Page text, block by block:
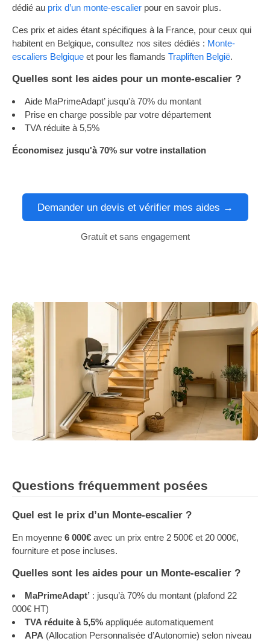
dédié au prix d’un monte-escalier pour en savoir plus.
Ces prix et aides étant spécifiques à la France, pour ceux qui
habitent en Belgique, consultez nos sites dédiés : Monte-
escaliers Belgique et pour les flamands Trapliften België.
Quelles sont les aides pour un monte-escalier ?
Aide MaPrimeAdapt’ jusqu'à 70% du montant
Prise en charge possible par votre département
TVA réduite à 5,5%
Économisez jusqu'à 70% sur votre installation
Demander un devis et vérifier mes aides →
Gratuit et sans engagement
Questions fréquemment posées
Quel est le prix d’un Monte-escalier ?
En moyenne 6 000€ avec un prix entre 2 500€ et 20 000€,
fourniture et pose incluses.
Quelles sont les aides pour un Monte-escalier ?
MaPrimeAdapt’ : jusqu’à 70% du montant (plafond 22
000€ HT)
TVA réduite à 5,5% appliquée automatiquement
APA (Allocation Personnalisée d’Autonomie) selon niveau